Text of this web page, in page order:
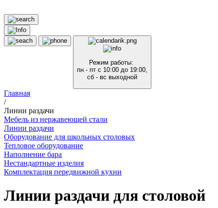
Режим работы:
пн - пт с 10:00 до 19:00,
сб - вс выходной
Главная
/
Линии раздачи
Мебель из нержавеющей стали
Линии раздачи
Оборудование для школьных столовых
Тепловое оборудование
Наполнение бара
Нестандартные изделия
Комплектация передвижной кухни
Линии раздачи для столовой